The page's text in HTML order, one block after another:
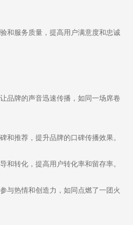
和服务质量，提高用户满意度和忠诚
品牌的声音迅速传播，如同一场席卷
推荐，提升品牌的口碑传播效果。
转化，提高用户转化率和留存率。
与热情和创造力，如同点燃了一团火